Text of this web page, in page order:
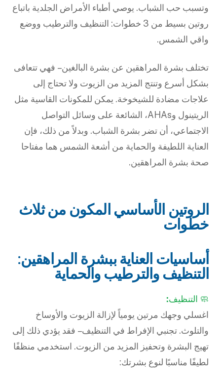
وتسبب حب الشباب. يوصي أطباء الأمراض الجلدية باتباع
روتين بسيط من 3 خطوات: التنظيف والترطيب ووضع
واقي الشمس.
تختلف بشرة المراهقين عن بشرة البالغين – فهي تتعافى
بشكل أسرع وتنتج المزيد من الزيوت ولا تحتاج إلى
علاجات مضادة للشيخوخة. يمكن للمكونات القاسية مثل
الريتينول وAHAs، الشائعة على وسائل التواصل
الاجتماعي، أن تضر بشرة الشباب. وبدلاً من ذلك، فإن
العناية اللطيفة والحماية من أشعة الشمس هما مفتاحا
صحة بشرة المراهقين.
الروتين الأساسي المكون من ثلاث
خطوات
أساسيات العناية ببشرة المراهقين:
التنظيف والترطيب والحماية
🧼 التنظيف:
اغسلي وجهك مرتين يومياً لإزالة الزيوت والأوساخ
والتلوث. تجنبي الإفراط في التنظيف – فقد يؤدي ذلك إلى
تهيج البشرة وتحفيز المزيد من الزيوت. استخدمي منظفًا
لطيفًا مناسبًا لنوع بشرتك: